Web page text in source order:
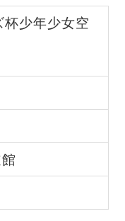
少年少女空